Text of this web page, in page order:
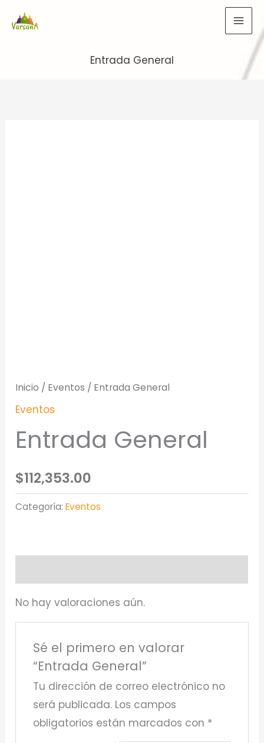
Entrada General
Inicio / Eventos / Entrada General
Eventos
Entrada General
$112,353.00
Categoría:Eventos
No hay valoraciones aún.
Sé el primero en valorar
“Entrada General”
Tu dirección de correo electrónico no
será publicada. Los campos
obligatorios están marcados con *